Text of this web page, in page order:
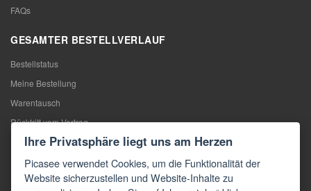
FAQs
GESAMTER BESTELLVERLAUF
Bestellstatus
Meine Bestellung
Warentausch
Rücktritt vom Vertrag
Reklamation
KONTAKTE
Ihre Privatsphäre liegt uns am Herzen
Picasee verwendet Cookies, um die Funktionalität der
Website sicherzustellen und Website-Inhalte zu